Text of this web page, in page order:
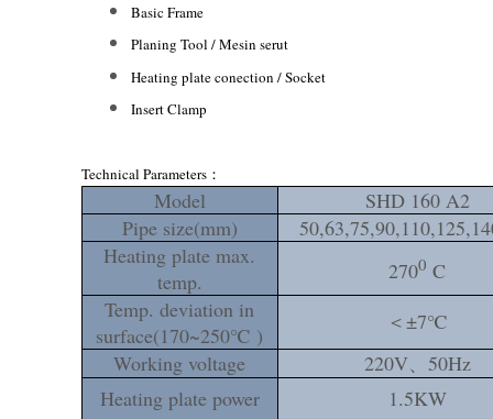
Basic Frame
Planing Tool / Mesin serut
Heating plate conection / Socket
Insert Clamp
Technical Parameters ：
Model
SHD 160 A2
Pipe size(mm)
Heating plate max.
temp.
2700 C
Temp. deviation in
surface(170~250℃ )
＜±7℃
Working voltage
220V、50Hz
Heating plate power
1.5KW